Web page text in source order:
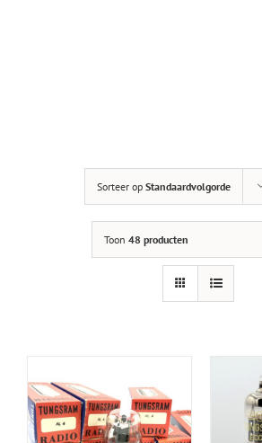
Sorteer op Standaardvolgorde
Toon 48 producten